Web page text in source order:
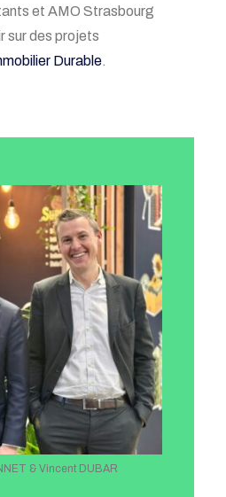
et AMO Strasbourg
sur des projets
Durable.
& Vincent DUBAR